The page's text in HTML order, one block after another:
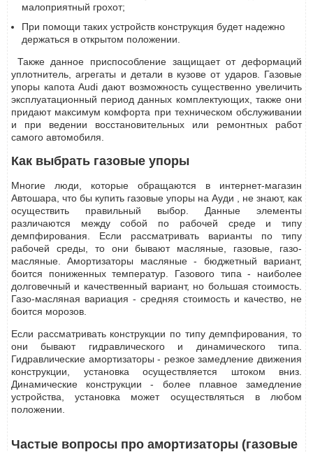
малоприятный грохот;
При помощи таких устройств конструкция будет надежно
держаться в открытом положении.
Также данное приспособление защищает от деформаций
уплотнитель, агрегаты и детали в кузове от ударов. Газовые
упоры капота Audi дают возможность существенно увеличить
эксплуатационный период данных комплектующих, также они
придают максимум комфорта при техническом обслуживании
и при ведении восстановительных или ремонтных работ
самого автомобиля.
Как выбрать газовые упоры
Многие люди, которые обращаются в интернет-магазин
Автошара, что бы купить газовые упоры на Ауди , не знают, как
осуществить правильный выбор. Данные элементы
различаются между собой по рабочей среде и типу
демпфирования. Если рассматривать варианты по типу
рабочей среды, то они бывают масляные, газовые, газо-
масляные. Амортизаторы масляные - бюджетный вариант,
боится пониженных температур. Газового типа - наиболее
долговечный и качественный вариант, но большая стоимость.
Газо-масляная вариация - средняя стоимость и качество, не
боится морозов.
Если рассматривать конструкции по типу демпфирования, то
они бывают гидравлического и динамического типа.
Гидравлические амортизаторы - резкое замедление движения
конструкции, установка осуществляется штоком вниз.
Динамические конструкции - более плавное замедление
устройства, установка может осуществляться в любом
положении.
Частые вопросы про амортизаторы (газовые